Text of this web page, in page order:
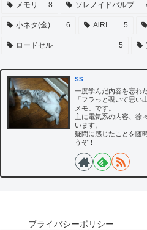
メモリ 8 ソレノイドバルブ
小ネタ(金) 6 AiRI 5
ロードセル 5
ss
一度学んだ内容を忘れ
「フラっと覗いて思い
メモ」です。
主に電気系の内容、徐
います。
疑問に感じたことを随
うぞ！
プライバシーポリシー